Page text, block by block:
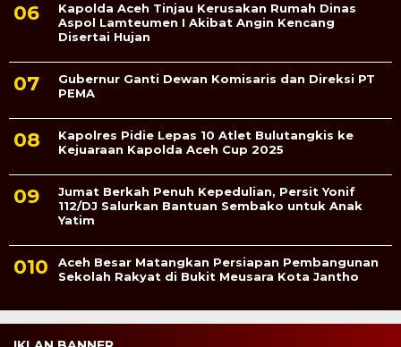
Kapolda Aceh Tinjau Kerusakan Rumah Dinas
Aspol Lamteumen I Akibat Angin Kencang
Disertai Hujan
Gubernur Ganti Dewan Komisaris dan Direksi PT
PEMA
Kapolres Pidie Lepas 10 Atlet Bulutangkis ke
Kejuaraan Kapolda Aceh Cup 2025
Jumat Berkah Penuh Kepedulian, Persit Yonif
112/DJ Salurkan Bantuan Sembako untuk Anak
Yatim
Aceh Besar Matangkan Persiapan Pembangunan
Sekolah Rakyat di Bukit Meusara Kota Jantho